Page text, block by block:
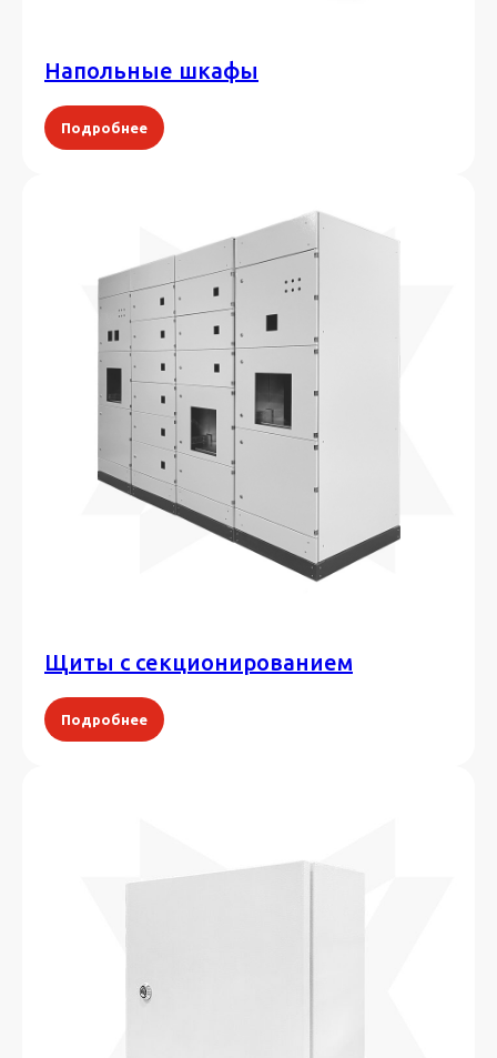
Напольные шкафы
Подробнее
Щиты с секционированием
Подробнее